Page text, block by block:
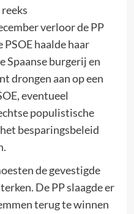
verloor de PP
haalde haar
Spaanse burgerij en
drongen aan op een
eventueel
populistische
besparingsbeleid
de gevestigde
De PP slaagde er
terug te winnen